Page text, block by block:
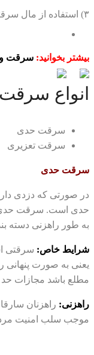
۳) استفاده از مال سرقتی به صورت مستقیم
بیشتر بخوانید: سرقت و
انواع
سرقت حدی
سرقت تعزیری
سرقت حدی
در صورتی که دزدی
حدی است. سرقت حدی
به طور راهزنی دسته
شرایط خاص: سرقتی
یعنی به صورت پنهانی
مطلع باشد مجازات
راهزنی: راهزنان
موجب سلب امنیت